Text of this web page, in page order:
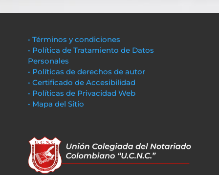
• Términos y condiciones
• Política de Tratamiento de Datos
Personales
• Políticas de derechos de autor
• Certificado de Accesibilidad
• Políticas de Privacidad Web
• Mapa del Sitio